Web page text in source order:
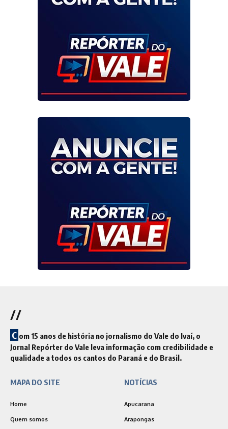
//
C om 15 anos de história no jornalismo do Vale do Ivaí, o
Jornal Repórter do Vale leva informação com credibilidade e
qualidade a todos os cantos do Paraná e do Brasil.
MAPA DO SITE
Home
Quem somos
NOTÍCIAS
Apucarana
Arapongas